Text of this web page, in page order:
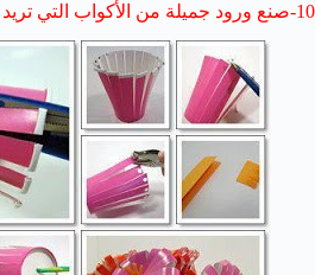
10-صنع ورود جميلة من الأكواب التي تريد التخلص منها :